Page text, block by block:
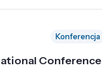
Konferencja
Conference